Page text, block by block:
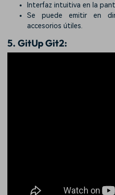
Interfaz intuitiva en la
Se puede emitir en
accesorios útiles.
5. GitUp Git2: